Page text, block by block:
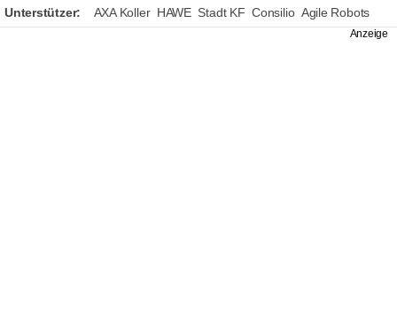
Unterstützer: AXA Koller HAWE Stadt KF Consilio Agile Robots